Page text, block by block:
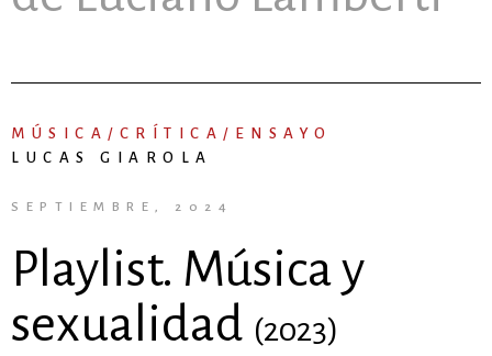
MÚSICA/CRÍTICA/ENSAYO
LUCAS GIAROLA
SEPTIEMBRE, 2024
Playlist. Música y
sexualidad (2023)